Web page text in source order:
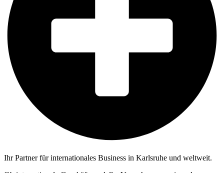
Ihr Partner für internationales Business in Karlsruhe und weltweit.